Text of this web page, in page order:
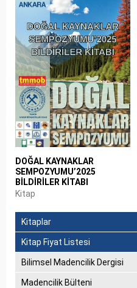
DOĞAL KAYNAKLAR
SEMPOZYUMU’2025
BİLDİRİLER KİTABI
Kitap
Kitaplar
Kitap Fiyat Listesi
Bilimsel Madencilik Dergisi
Madencilik Bülteni